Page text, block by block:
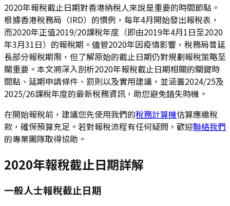
2020年報稅截止日期對香港納稅人來說是重要的時間節點。
根據香港稅務局（IRD）的慣例，每年4月開始發出報稅表，
而2020年正值2019/20課稅年度（即由2019年4月1日至2020
年3月31日）的報稅期。儘管2020年因疫情影響，稅務局曾延
長部分報稅期限，但了解原始的截止日期仍對規劃報稅策略至
關重要。本文將深入剖析2020年報稅截止日期相關的關鍵時
間點、延期申請條件、罰則以及實用建議，並涵蓋2024/25及
2025/26課稅年度的最新稅務資訊，助您避免錯失時機。
在開始報稅前，建議您先使用我們的稅務計算機估算應繳稅
款，確保預算充足。若對報稅流程有任何疑問，歡迎聯絡我們
的專業團隊取得協助。
2020年報稅截止日期詳解
一般人士報稅截止日期